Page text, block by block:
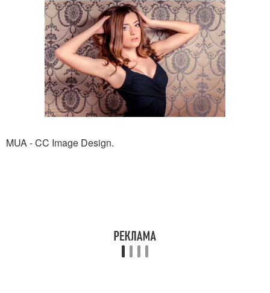
MUA - CC Image Design.